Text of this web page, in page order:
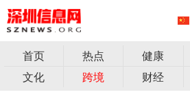
首页 热点 健康
文化
跨境 财经